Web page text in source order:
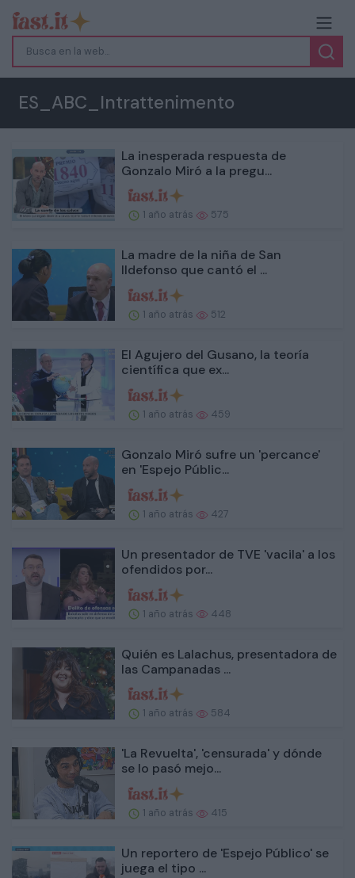
ES_ABC_Intrattenimento
La inesperada respuesta de
Gonzalo Miró a la pregu...
1 año atrás 575
La madre de la niña de San
Ildefonso que cantó el ...
1 año atrás 512
El Agujero del Gusano, la teoría
científica que ex...
1 año atrás 459
Gonzalo Miró sufre un 'percance'
en 'Espejo Públic...
1 año atrás 427
Un presentador de TVE 'vacila' a los
ofendidos por...
1 año atrás 448
Quién es Lalachus, presentadora de
las Campanadas ...
1 año atrás 584
'La Revuelta', 'censurada' y dónde
se lo pasó mejo...
1 año atrás 415
Un reportero de 'Espejo Público' se
juega el tipo ...